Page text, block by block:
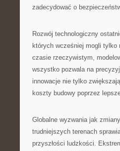
zadecydować o
Rozwój technologiczny
których wcześniej mogli tylko
czasie rzeczywistym,
wszystko pozwala na
innowacje nie tylko
koszty budowy poprzez
Globalne wyzwania jak
trudniejszych terenach
przyszłości ludzkości.